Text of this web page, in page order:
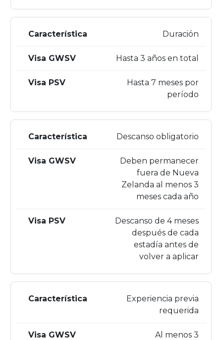
Duración
Hasta 3 años en total
Hasta 7 meses por
período
Descanso obligatorio
Deben permanecer
fuera de Nueva
Zelanda al menos 3
meses cada año
Descanso de 4 meses
después de cada
estadía antes de
volver a aplicar
Experiencia previa
requerida
Al menos 3